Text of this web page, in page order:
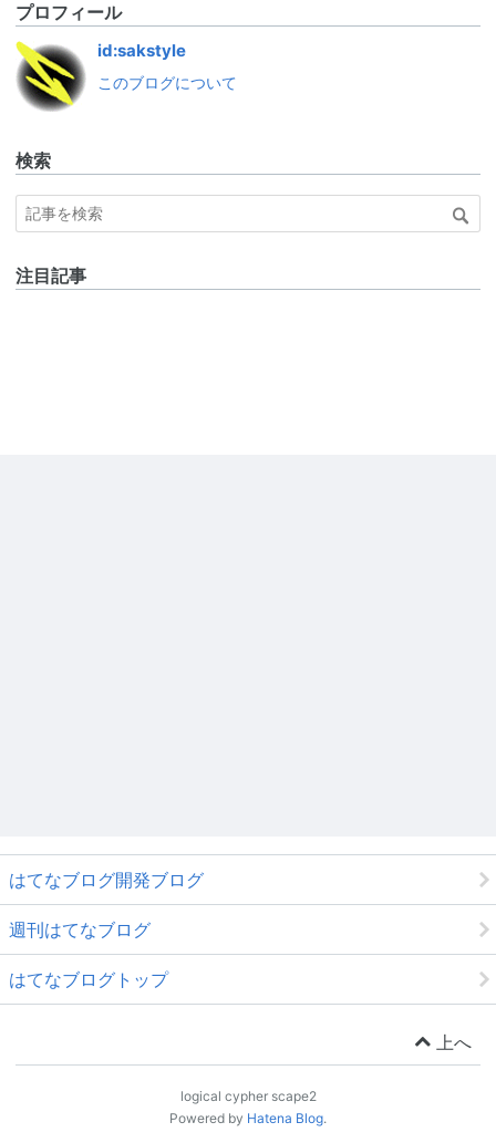
プロフィール
id:sakstyle
このブログについて
検索
注目記事
はてなブログ開発ブログ
週刊はてなブログ
はてなブログトップ
上へ
logical cypher scape2
Powered by Hatena Blog.